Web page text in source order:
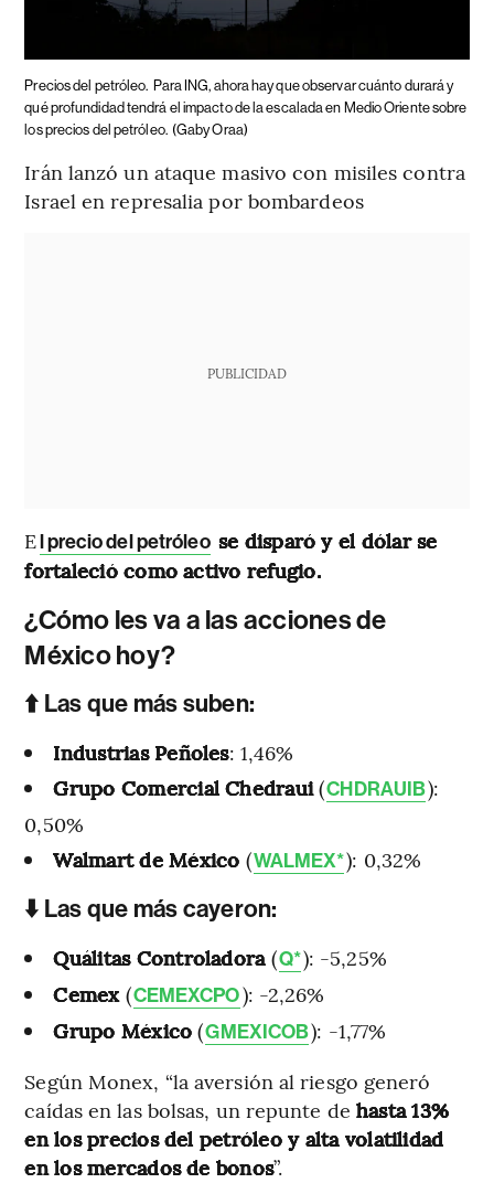
Precios del petróleo. Para ING, ahora hay que observar cuánto durará y
qué profundidad tendrá el impacto de la escalada en Medio Oriente sobre
los precios del petróleo. (Gaby Oraa)
Irán lanzó un ataque masivo con misiles contra
Israel en represalia por bombardeos
PUBLICIDAD
El precio del petróleo se disparó y el dólar se
fortaleció como activo refugio.
¿Cómo les va a las acciones de
México hoy?
⬆️ Las que más suben:
Industrias Peñoles: 1,46%
Grupo Comercial Chedraui(CHDRAUIB):
0,50%
Walmart de México (WALMEX*): 0,32%
⬇️ Las que más cayeron:
Quálitas Controladora(Q*): -5,25%
Cemex(CEMEXCPO): -2,26%
Grupo México (GMEXICOB): -1,77%
Según Monex, “la aversión al riesgo generó
caídas en las bolsas, un repunte de hasta 13%
en los precios del petróleo y alta volatilidad
en los mercados de bonos”.